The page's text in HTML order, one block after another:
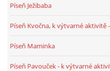
JÓGOVÉ CVIČENÍ, TYPY,
Píseň Ježibaba
Píseň Kvočna, k výtvarné aktivitě
Píseň Maminka
Píseň Pavouček - k výtvarné